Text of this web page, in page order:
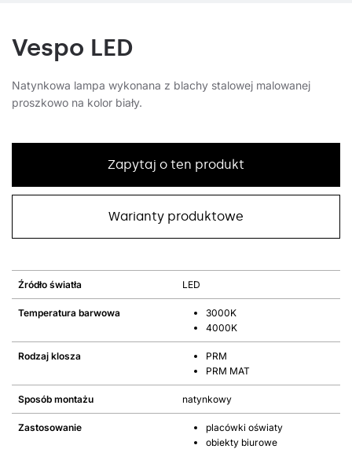
Vespo LED
Natynkowa lampa wykonana z blachy stalowej malowanej
proszkowo na kolor biały.
Zapytaj o ten produkt
Warianty produktowe
Źródło światła LED
Temperatura barwowa
3000K
4000K
Rodzaj klosza
PRM
PRM MAT
Sposób montażu natynkowy
Zastosowanie
placówki oświaty
obiekty biurowe